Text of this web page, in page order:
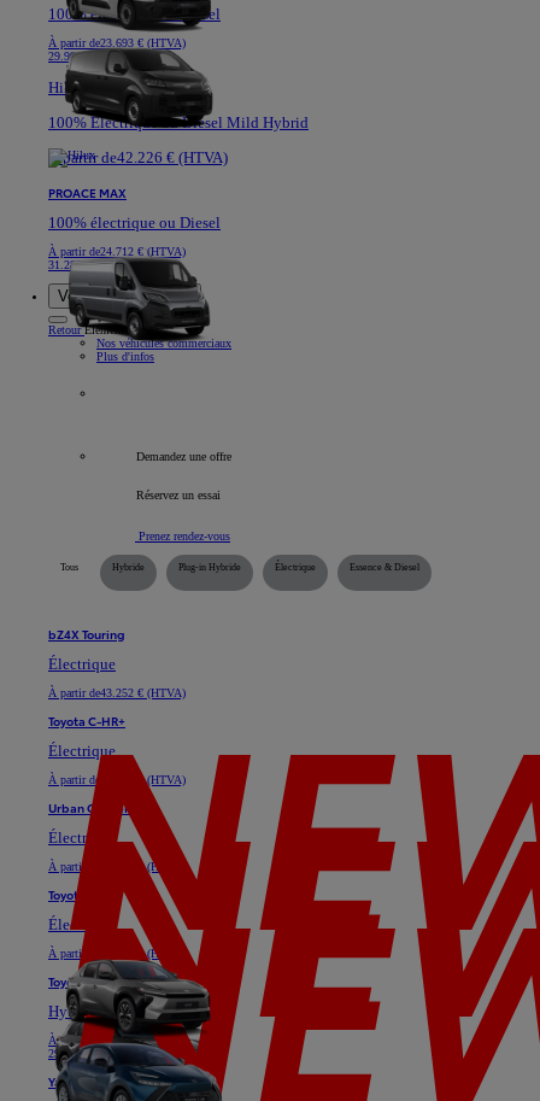
100% électrique ou Diesel
À partir de23.693 € (HTVA)
29.991 €
Hilux
100% Electrique ou Diesel Mild Hybrid
À partir de42.226 € (HTVA)
PROACE MAX
100% électrique ou Diesel
À partir de24.712 € (HTVA)
31.282 €
Voitures de société
RetourÉlément
Nos véhicules commerciaux
Plus d'infos
Demandez une offre
Réservez un essai
Prenez rendez-vous
Tous Hybride Plug-in Hybride Électrique Essence & Diesel
bZ4X Touring
Électrique
À partir de43.252 € (HTVA)
Toyota C-HR+
Électrique
À partir de 35.128 € (HTVA)
Urban Cruiser
Électrique
À partir de 29.747 € (HTVA)
Toyota bZ4X
Électrique
À partir de 37.025 € (HTVA)
Toyota C-HR
Hybride ou Plug-in Hybride
À partir de
24.611 € (HTVA)
29.739 €
Yaris